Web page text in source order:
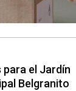
el Jardín
Belgranito